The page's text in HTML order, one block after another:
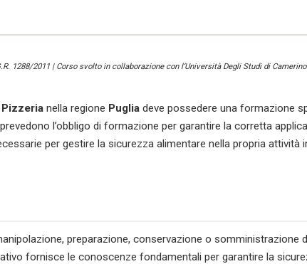
1288/2011 | Corso svolto in collaborazione con l’Università Degli Studi di
nella regione Puglia deve possedere una formazione
l’obbligo di formazione per garantire la corretta
per gestire la sicurezza alimentare nella propria attività
preparazione, conservazione o somministrazione
fornisce le conoscenze fondamentali per garantire la